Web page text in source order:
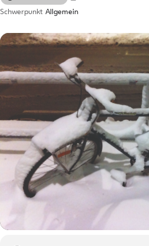
Schwerpunkt Allgemein